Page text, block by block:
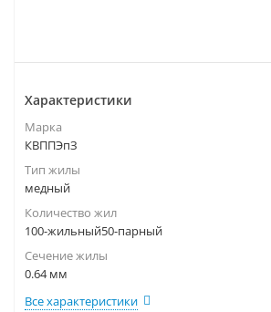
Характеристики
Марка
КВППЭпЗ
Тип жилы
медный
Количество жил
100-жильный50-парный
Сечение жилы
0.64 мм
Все характеристики